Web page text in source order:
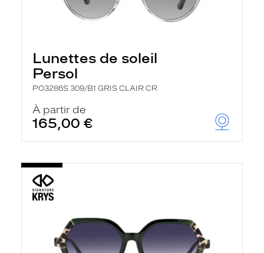
Lunettes de soleil
Persol
PO3286S 309/B1 GRIS CLAIR CR
À partir de
165,00 €